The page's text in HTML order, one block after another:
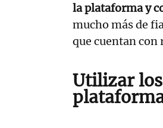
la plataforma y
mucho más de
que cuentan con
Utilizar los